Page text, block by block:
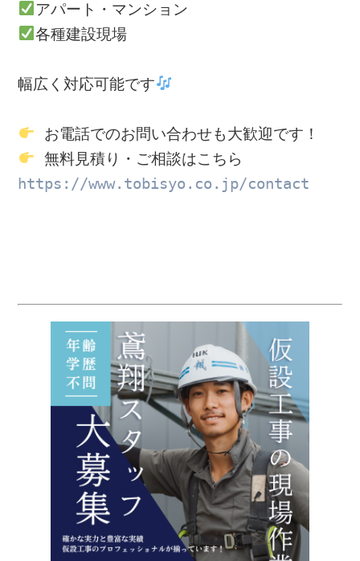
各種建設現場
幅広く対応可能です
https://www.tobisyo.co.jp/contact